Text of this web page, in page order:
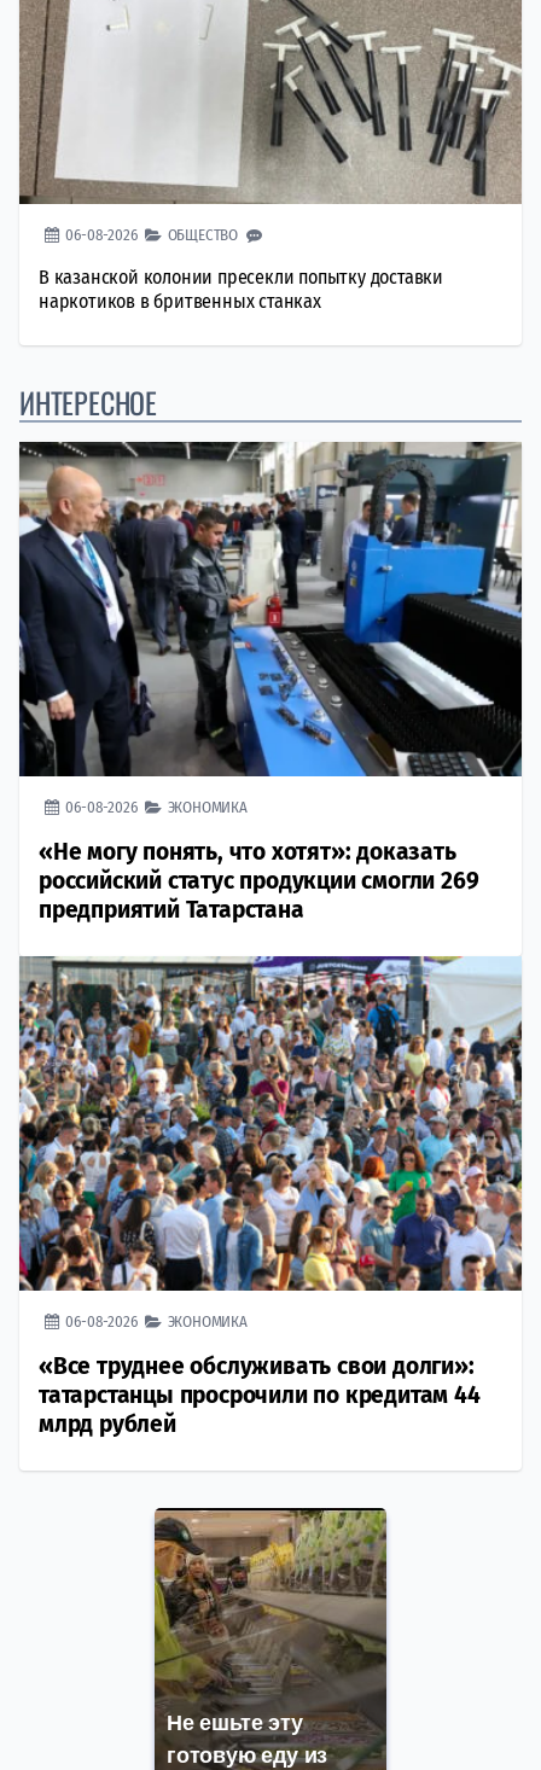
06-08-2026 ОБЩЕСТВО
В казанской колонии пресекли попытку доставки
наркотиков в бритвенных станках
ИНТЕРЕСНОЕ
06-08-2026 ЭКОНОМИКА
«Не могу понять, что хотят»: доказать
российский статус продукции смогли 269
предприятий Татарстана
06-08-2026 ЭКОНОМИКА
«Все труднее обслуживать свои долги»:
татарстанцы просрочили по кредитам 44
млрд рублей
Не ешьте эту
готовую еду из